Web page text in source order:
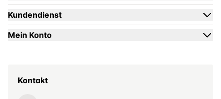
Kundendienst
Mein Konto
Kontakt